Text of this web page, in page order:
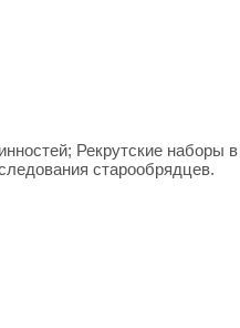
Рекрутские наборы
старообрядцев.